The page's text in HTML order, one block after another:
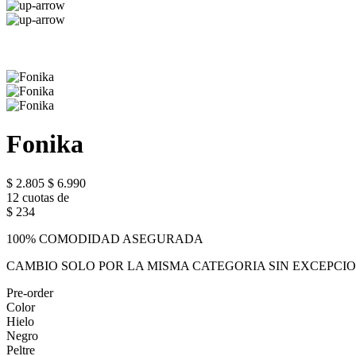
Fonika
$ 2.805 $ 6.990
12 cuotas de
$ 234
100% COMODIDAD ASEGURADA
CAMBIO SOLO POR LA MISMA CATEGORIA SIN
Pre-order
Color
Hielo
Negro
Peltre